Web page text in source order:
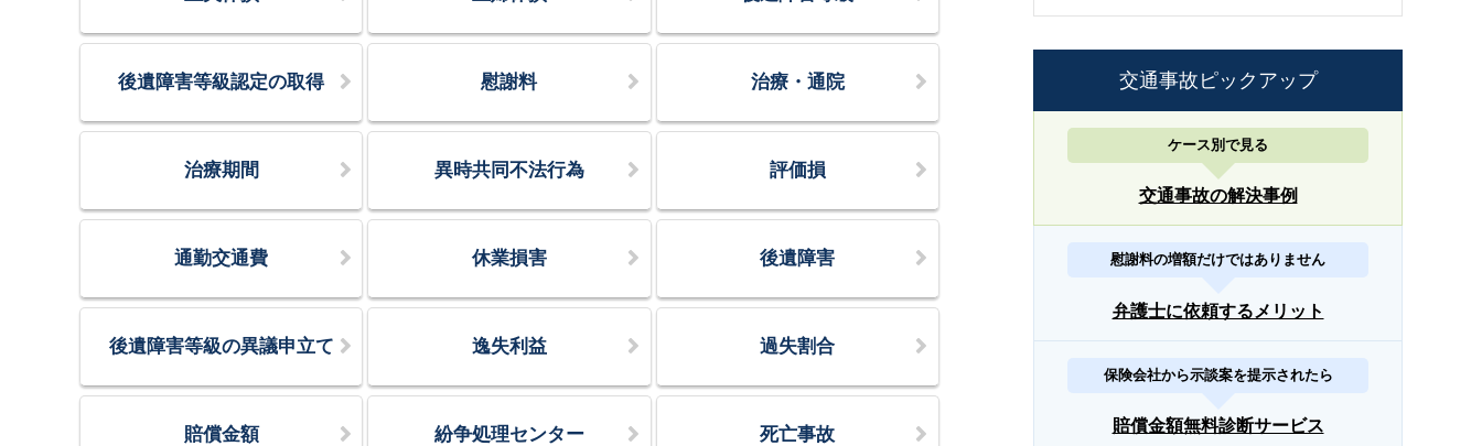
後遺障害等級認定の取得 慰謝料 治療・通院
治療期間 異時共同不法行為 評価損
通勤交通費 休業損害 後遺障害
後遺障害等級の異議申立て 逸失利益 過失割合
賠償金額 紛争処理センター 死亡事故
交通事故ピックアップ
ケース別で見る
交通事故の解決事例
慰謝料の増額だけではありません
弁護士に依頼するメリット
保険会社から示談案を提示されたら
賠償金額無料診断サービス